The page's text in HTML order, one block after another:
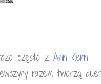
często z Ann Kern
razem tworzą duet